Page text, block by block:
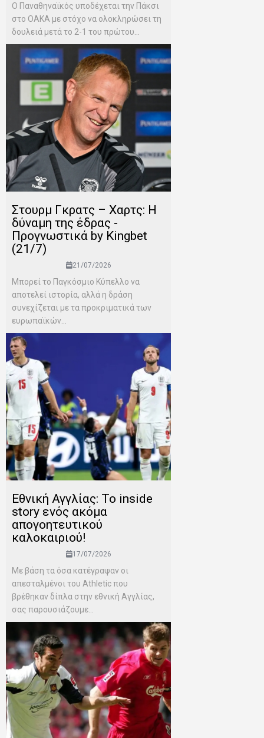
Ο Παναθηναϊκός υποδέχεται την Πάκσι
στο ΟΑΚΑ με στόχο να ολοκληρώσει τη
δουλειά μετά το 2-1 του πρώτου...
Στουρμ Γκρατς – Χαρτς: Η
δύναμη της έδρας -
Προγνωστικά by Kingbet
(21/7)
21/07/2026
Μπορεί το Παγκόσμιο Κύπελλο να
αποτελεί ιστορία, αλλά η δράση
συνεχίζεται με τα προκριματικά των
ευρωπαϊκών...
Εθνική Αγγλίας: Το inside
story ενός ακόμα
απογοητευτικού
καλοκαιριού!
17/07/2026
Mε βάση τα όσα κατέγραψαν οι
απεσταλμένοι του Αthletic που
βρέθηκαν δίπλα στην εθνική Αγγλίας,
σας παρουσιάζουμε...